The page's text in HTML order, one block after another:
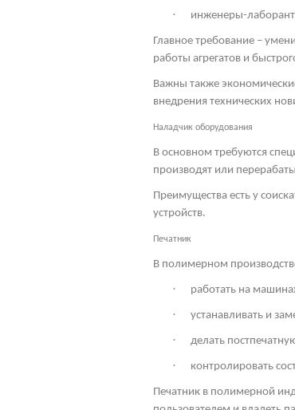
· инженеры-
Главное требование –
работы агрегатов и
Важны также
внедрения технических
Наладчик оборудования
В основном требуются
производят или
Преимущества есть у
устройств.
Печатник
В полимерном
· работать на
· устанавливать и
· делать
· контролировать
Печатник в полимерной